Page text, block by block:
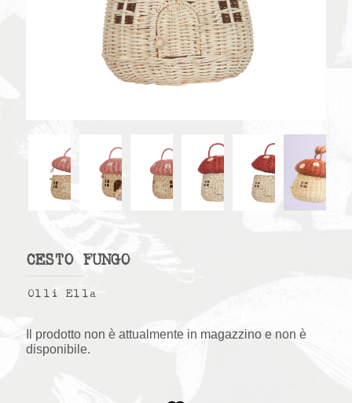
CESTO FUNGO
Olli Ella
Il prodotto non è attualmente in magazzino e non è
disponibile.